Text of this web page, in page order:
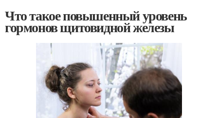
Что такое повышенный уровень
гормонов щитовидной железы